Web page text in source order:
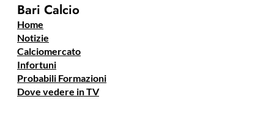
Bari Calcio
Home
Notizie
Calciomercato
Infortuni
Probabili Formazioni
Dove vedere in TV